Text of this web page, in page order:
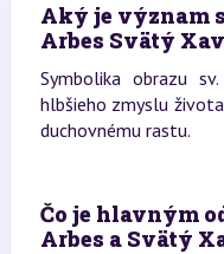
Aký je význam
Arbes Svätý
Symbolika obrazu
hlbšieho zmyslu
duchovnému rastu.
Čo je hlavným
Arbes a Svätý